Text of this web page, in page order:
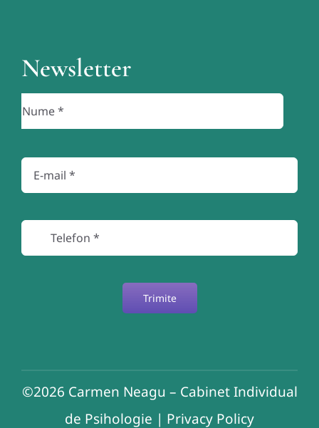
Newsletter
Trimite
©2026 Carmen Neagu – Cabinet Individual
de Psihologie | Privacy Policy